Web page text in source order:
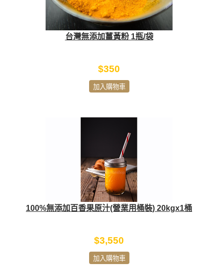
台灣無添加薑黃粉 1瓶/袋
$350
加入購物車
100%無添加百香果原汁(營業用桶裝) 20kgx1桶
$3,550
加入購物車